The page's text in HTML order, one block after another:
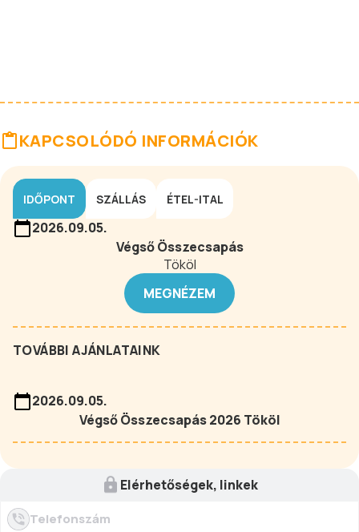
KAPCSOLÓDÓ INFORMÁCIÓK
IDŐPONT SZÁLLÁS ÉTEL-ITAL
2026.09.05.
Végső Összecsapás
Tököl
MEGNÉZEM
TOVÁBBI AJÁNLATAINK
2026.09.05.
Végső Összecsapás 2026 Tököl
Elérhetőségek, linkek
Telefonszám